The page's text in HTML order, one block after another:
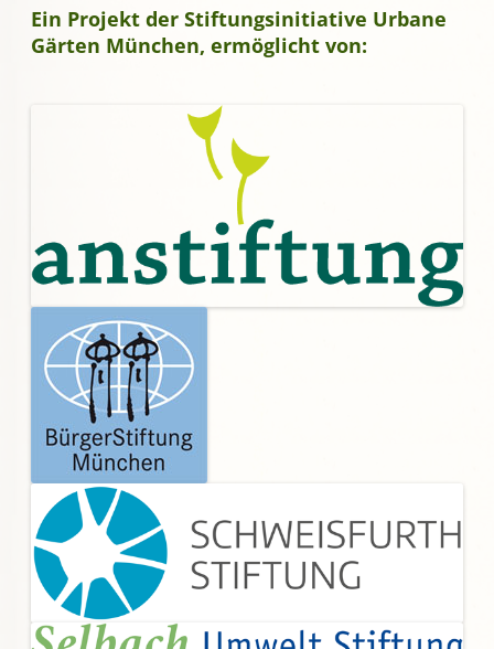
Ein Projekt der Stiftungsinitiative Urbane
Gärten München, ermöglicht von: